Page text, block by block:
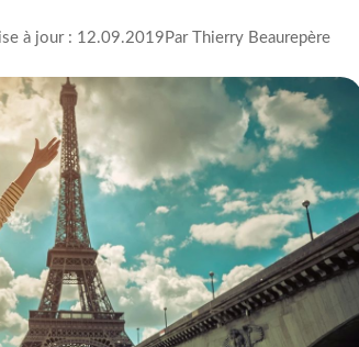
à jour : 12.09.2019 Par Thierry Beaurepère